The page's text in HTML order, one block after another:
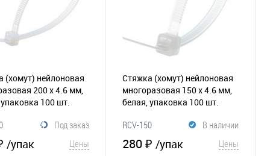
(хомут) нейлоновая
200 х 4.6 мм,
100 шт.
Под заказ
/упак Цены
Стяжка (хомут) нейлоновая
многоразовая 150 х 4.6 мм,
белая, упаковка 100 шт.
В наличии
RCV-150
280 ₽/упак Цены